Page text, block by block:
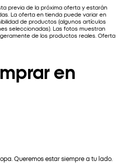
previa de la próxima oferta y estarán
La oferta en tienda puede variar en
de productos (algunos artículos
seleccionadas). Las fotos muestran
de los productos reales. Oferta
en
Queremos estar siempre a tu lado.